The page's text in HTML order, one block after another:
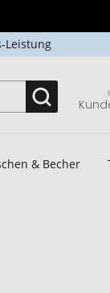
Leistung
& Becher